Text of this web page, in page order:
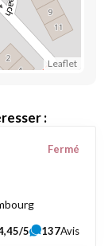
Leaflet
:
Fermé
5 137Avis